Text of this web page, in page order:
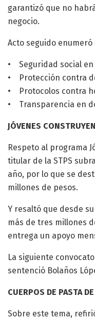
garantizó que no
negocio.
Acto seguido
• Seguridad social en
• Protección contra
• Protocolos contra
• Transparencia en
JÓVENES
Respeto al programa
titular de la STPS
año, por lo que se
millones de pesos.
Y resaltó que desde
más de tres millones
entrega un apoyo
La siguiente
sentenció Bolaños
CUERPOS DE PASTA
Sobre este tema,